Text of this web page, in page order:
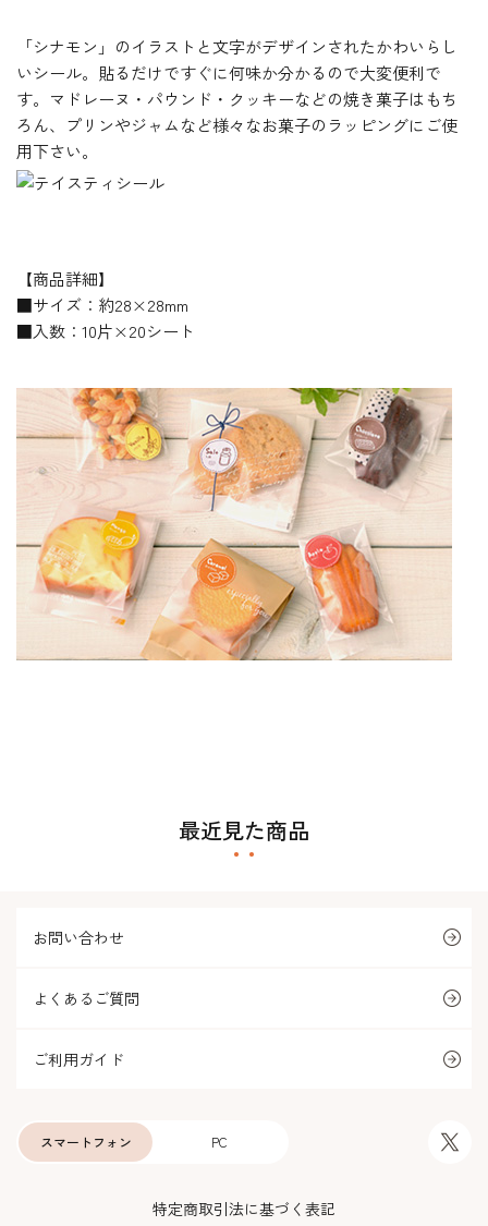
「シナモン」のイラストと文字がデザインされたかわいらし
いシール。貼るだけですぐに何味か分かるので大変便利で
す。マドレーヌ・パウンド・クッキーなどの焼き菓子はもち
ろん、プリンやジャムなど様々なお菓子のラッピングにご使
用下さい。
【商品詳細】
■サイズ：約28×28mm
■入数：10片×20シート
最近見た商品
お問い合わせ
よくあるご質問
ご利用ガイド
PC
スマートフォン
特定商取引法に基づく表記